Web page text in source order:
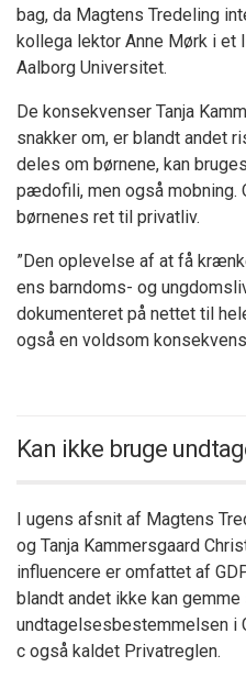
bag, da Magtens Tredeling
kollega lektor Anne Mørk i et
Aalborg Universitet.
De konsekvenser Tanja
snakker om, er blandt andet
deles om børnene, kan
pædofili, men også
børnenes ret til privatliv.
”Den oplevelse af at få
ens barndoms- og
dokumenteret på nettet til
også en voldsom
Kan ikke bruge
I ugens afsnit af Magtens
og Tanja Kammersgaard
influencere er omfattet af
blandt andet ikke kan
undtagelsesbestemmelsen i
c også kaldet Privatreglen.